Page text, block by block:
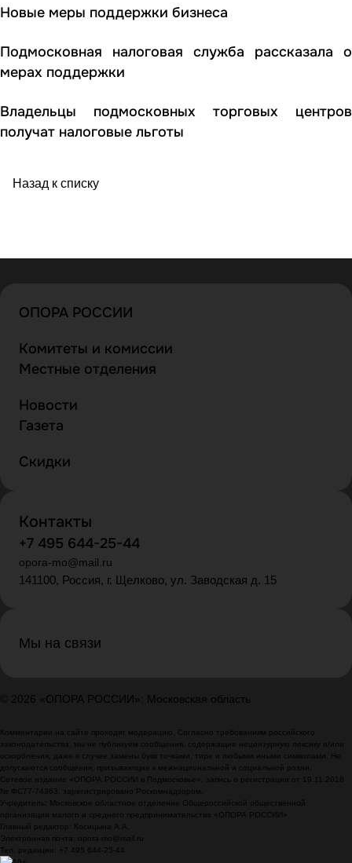
Новые меры поддержки бизнеса
Подмосковная налоговая служба рассказала о
мерах поддержки
Владельцы подмосковных торговых центров
получат налоговые льготы
Назад к списку
ОПОРА РОССИИ
Комитеты и комиссии
Местные отделения
Новости
Газета
Скидки
Контакты
+7 495 644-25-44
opora-mo@mail.ru
141100, Россия, г. Щелково, ул. Заводская д. 15
Мы на связи
© 2026 «ОПОРА РОССИИ»: Московская область
Комментарии на сайте проходят модерацию. Согласно требованиям российского
законодательства, мы не публикуем сообщения, содержащие нецензурную лексику и/или
оскорбления, даже в случае замены букв точками, тире и любыми иными символами. Не
допускаются сообщения, призывающие к межнациональной и социальной розни.
Сетевое издание «ОПОРА РОССИИ в Подмосковье», запись о регистрации от 19.11.2018
№ ФС77-74363, зарегистрировано Роскомнадзором.
Учредитель: Московское областное отделение Общероссийской общественной
организации малого и среднего предпринимательства «ОПОРА РОССИИ»
Главный редактор: Косицына А.А.
Электронная почта: opora-mo@mail.ru
Тел. редакции: +7 495 644-25-44